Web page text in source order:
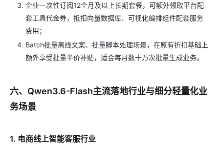
企业一次性订阅12个月及以上长期套餐，可额外领取平台配
套工具代金券，抵扣向量数据库、可视化编排组件配套服务
费用；
Batch批量离线文案、批量脚本处理场景，在原有折扣基础上
额外享受批量半价补贴，适合每月数十万次批量生成业务。
六、Qwen3.6-Flash主流落地行业与细分轻量化业
务场景
1. 电商线上智能客服行业